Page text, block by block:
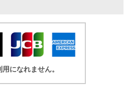
になれません。